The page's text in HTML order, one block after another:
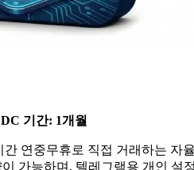
기간: 1개월
연중무휴로 직접 거래하는 자
가능하며, 텔레그램용 개인 설